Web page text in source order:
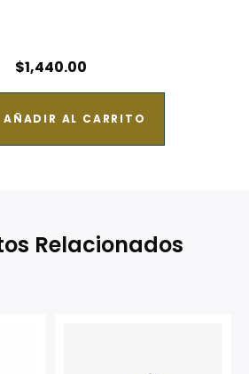
$1,440.00
AÑADIR AL CARRITO
Relacionados